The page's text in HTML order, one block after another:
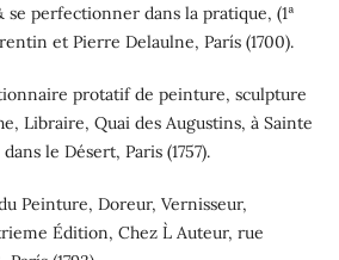
perfectionner dans la pratique, (1ª
et Pierre Delaulne, París (1700).
protatif de peinture, sculpture
Libraire, Quai des Augustins, à Sainte
le Désert, Paris (1757).
Peinture, Doreur, Vernisseur,
Édition, Chez L` Auteur, rue